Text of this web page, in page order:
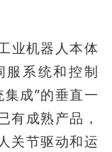
业机器人本体
服系统和控制
成”的垂直一
有成熟产品，
关节驱动和运